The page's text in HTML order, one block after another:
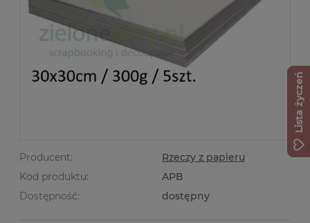
Producent:
Rzeczy z papieru
Kod produktu:
APB
Dostępność:
dostępny
Lista życzeń